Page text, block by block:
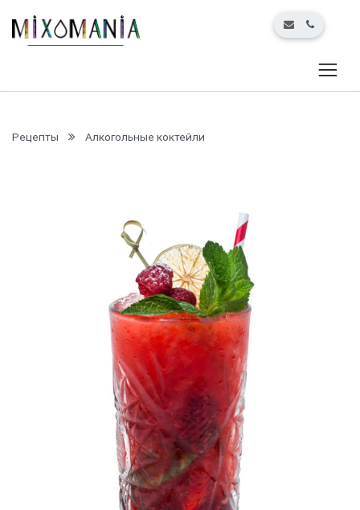
Рецепты Алкогольные коктейли